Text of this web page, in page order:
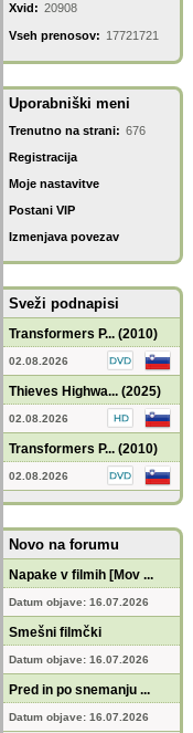
Xvid: 20908
Vseh prenosov: 17721721
Uporabniški meni
Trenutno na strani: 676
Registracija
Moje nastavitve
Postani VIP
Izmenjava povezav
Sveži podnapisi
Transformers P... (2010)
02.08.2026
Thieves Highwa... (2025)
02.08.2026
Transformers P... (2010)
02.08.2026
Novo na forumu
Napake v filmih [Mov ...
Datum objave: 16.07.2026
Smešni filmčki
Datum objave: 16.07.2026
Pred in po snemanju ...
Datum objave: 16.07.2026